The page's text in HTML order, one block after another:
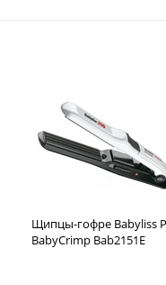
Щипцы-гофре Babyliss
BabyCrimp Bab2151E